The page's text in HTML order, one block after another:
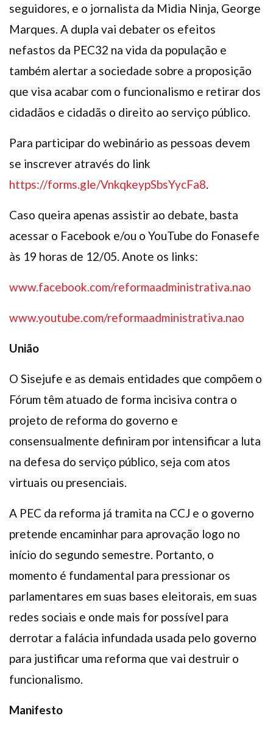
seguidores, e o jornalista da Midia Ninja, George
Marques. A dupla vai debater os efeitos
nefastos da PEC32 na vida da população e
também alertar a sociedade sobre a proposição
que visa acabar com o funcionalismo e retirar dos
cidadãos e cidadãs o direito ao serviço público.
Para participar do webinário as pessoas devem
se inscrever através do link
https://forms.gle/VnkqkeypSbsYycFa8.
Caso queira apenas assistir ao debate, basta
acessar o Facebook e/ou o YouTube do Fonasefe
às 19 horas de 12/05. Anote os links:
www.facebook.com/reformaadministrativa.nao
www.youtube.com/reformaadministrativa.nao
União
O Sisejufe e as demais entidades que compõem o
Fórum têm atuado de forma incisiva contra o
projeto de reforma do governo e
consensualmente definiram por intensificar a luta
na defesa do serviço público, seja com atos
virtuais ou presenciais.
A PEC da reforma já tramita na CCJ e o governo
pretende encaminhar para aprovação logo no
início do segundo semestre. Portanto, o
momento é fundamental para pressionar os
parlamentares em suas bases eleitorais, em suas
redes sociais e onde mais for possível para
derrotar a falácia infundada usada pelo governo
para justificar uma reforma que vai destruir o
funcionalismo.
Manifesto